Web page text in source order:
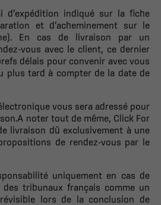
d’expédition indiqué sur la fiche
et d’acheminement sur le
En cas de livraison par un
vous avec le client, ce dernier
délais pour convenir avec vous
plus tard à compter de la date de
vous sera adressé pour
noter tout de même, Click For
livraison dû exclusivement à une
de rendez-vous par le
uniquement en cas de
tribunaux français comme un
lors de la conclusion de